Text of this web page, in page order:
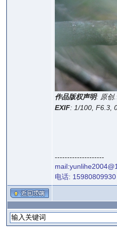
作品版权声明: 原创
EXIF: 1/100, F6.3,
--------------------
电话: 15980809930